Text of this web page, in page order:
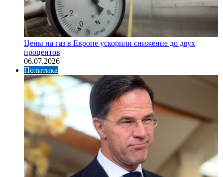
Цены на газ в Европе ускорили снижение до двух
процентов
06.07.2026
Политика